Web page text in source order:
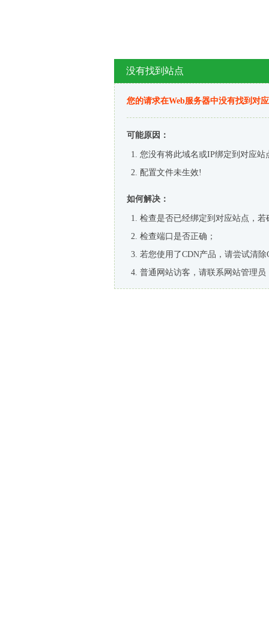
没有找到站点
您的请求在Web服务器中没有找到对
可能原因：
您没有将此域名或IP绑定到对应站
配置文件未生效!
如何解决：
检查是否已经绑定到对应站点，
检查端口是否正确；
若您使用了CDN产品，请尝试清除
普通网站访客，请联系网站管理员